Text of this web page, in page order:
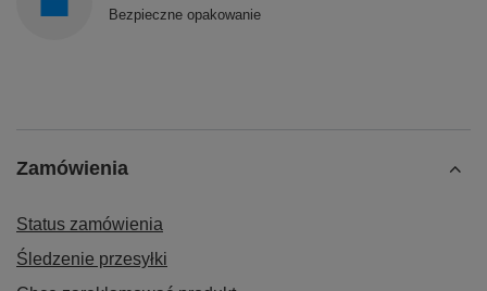
Bezpieczne opakowanie
Zamówienia
Status zamówienia
Śledzenie przesyłki